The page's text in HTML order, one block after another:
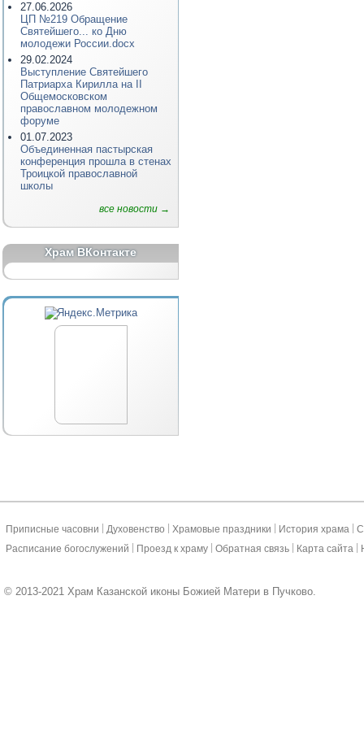
27.06.2026
ЦП №219 Обращение
Святейшего... ко Дню
молодежи России.docx
29.02.2024
Выступление Святейшего
Патриарха Кирилла на II
Общемосковском
православном молодежном
форуме
01.07.2023
Объединенная пастырская
конференция прошла в стенах
Троицкой православной
школы
все новости →
Храм ВКонтакте
Приписные часовни Духовенство Храмовые праздники История храма
Расписание богослужений
Проезд к храму Обратная связь Карта сайта
© 2013-2021 Храм Казанской иконы Божией Матери в Пучково.